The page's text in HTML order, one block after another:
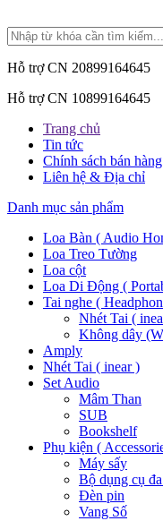
Hỗ trợ CN 20899164645
Hỗ trợ CN 10899164645
Trang chủ
Tin tức
Chính sách bán hàng
Liên hệ & Địa chỉ
Danh mục sản phẩm
Loa Bàn ( Audio
Loa Treo Tường
Loa cột
Loa Di Động (
Tai nghe (
Nhét Tai (
Không dây
Amply
Nhét Tai ( inear )
Set Audio
Mâm Than
SUB
Bookshelf
Phụ kiện (
Máy sấy
Bộ dụng cụ
Đèn pin
Vang Số